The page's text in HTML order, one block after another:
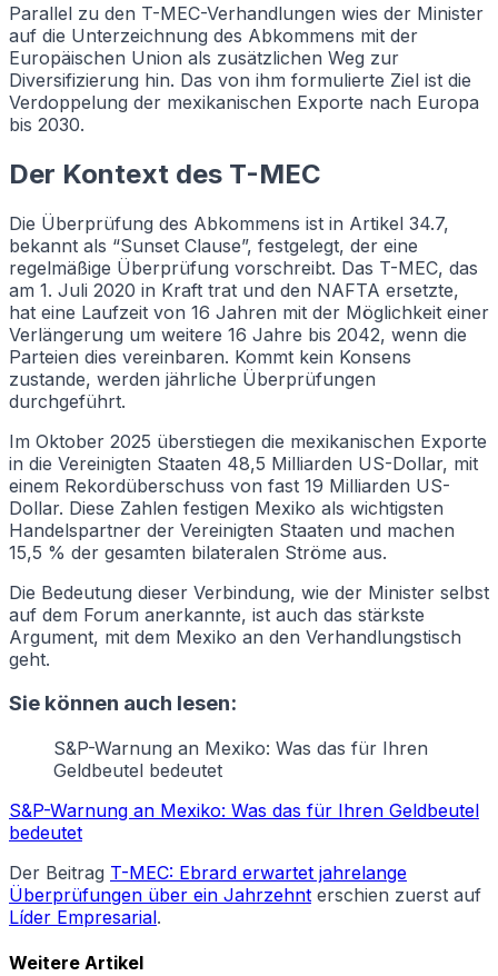
Parallel zu den T-MEC-Verhandlungen wies der Minister
auf die Unterzeichnung des Abkommens mit der
Europäischen Union als zusätzlichen Weg zur
Diversifizierung hin. Das von ihm formulierte Ziel ist die
Verdoppelung der mexikanischen Exporte nach Europa
bis 2030.
Der Kontext des T-MEC
Die Überprüfung des Abkommens ist in Artikel 34.7,
bekannt als “Sunset Clause”, festgelegt, der eine
regelmäßige Überprüfung vorschreibt. Das T-MEC, das
am 1. Juli 2020 in Kraft trat und den NAFTA ersetzte,
hat eine Laufzeit von 16 Jahren mit der Möglichkeit einer
Verlängerung um weitere 16 Jahre bis 2042, wenn die
Parteien dies vereinbaren. Kommt kein Konsens
zustande, werden jährliche Überprüfungen
durchgeführt.
Im Oktober 2025 überstiegen die mexikanischen Exporte
in die Vereinigten Staaten 48,5 Milliarden US-Dollar, mit
einem Rekordüberschuss von fast 19 Milliarden US-
Dollar. Diese Zahlen festigen Mexiko als wichtigsten
Handelspartner der Vereinigten Staaten und machen
15,5 % der gesamten bilateralen Ströme aus.
Die Bedeutung dieser Verbindung, wie der Minister selbst
auf dem Forum anerkannte, ist auch das stärkste
Argument, mit dem Mexiko an den Verhandlungstisch
geht.
Sie können auch lesen:
S&P-Warnung an Mexiko: Was das für Ihren
Geldbeutel bedeutet
S&P-Warnung an Mexiko: Was das für Ihren Geldbeutel
bedeutet
Der Beitrag T-MEC: Ebrard erwartet jahrelange
Überprüfungen über ein Jahrzehnt erschien zuerst auf
Líder Empresarial.
Weitere Artikel